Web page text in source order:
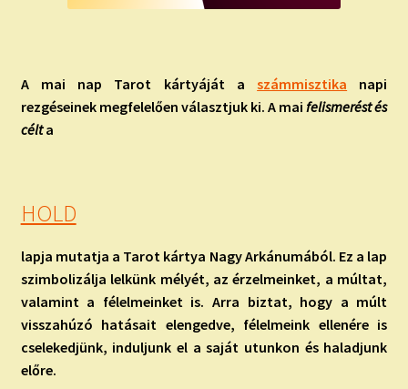
A mai nap Tarot kártyáját aszámmisztika napi
rezgéseinek megfelelően választjuk ki. A mai felismerést és
célta
HOLD
lapja mutatja a Tarot kártya Nagy Arkánumából. Ez a lap
szimbolizálja lelkünk mélyét, az érzelmeinket, a múltat,
valamint a félelmeinket is. Arra biztat, hogy a múlt
visszahúzó hatásait elengedve, félelmeink ellenére is
cselekedjünk, induljunk el a saját utunkon és haladjunk
előre.